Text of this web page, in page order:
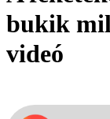
bukik
videó